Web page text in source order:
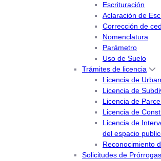
Escrituración
Aclaración de
Corrección de
Nomenclatura
Parámetro
Uso de Suelo
Trámites de licencia
Licencia de
Licencia de
Licencia de
Licencia de
Licencia de
del espacio
Reconocimiento
Solicitudes de Prórrogas